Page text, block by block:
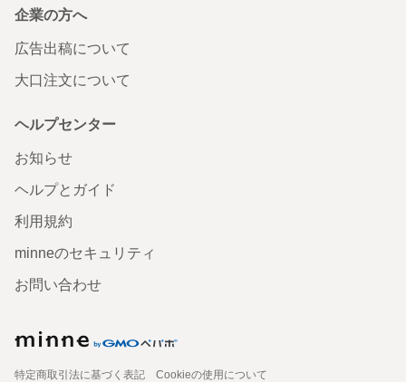
企業の方へ
広告出稿について
大口注文について
ヘルプセンター
お知らせ
ヘルプとガイド
利用規約
minneのセキュリティ
お問い合わせ
特定商取引法に基づく表記
Cookieの使用について